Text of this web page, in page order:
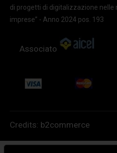
di progetti di digitalizzazione nelle
imprese” - Anno 2024 pos. 193
Associato
Credits: b2commerce